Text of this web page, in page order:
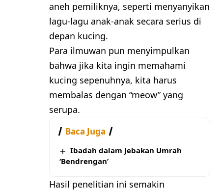
aneh pemiliknya, seperti menyanyikan
lagu-lagu anak-anak secara serius di
depan kucing.
Para ilmuwan pun menyimpulkan
bahwa jika kita ingin memahami
kucing sepenuhnya, kita harus
membalas dengan “meow” yang
serupa.
Baca Juga
Ibadah dalam Jebakan Umrah
‘Bendrengan’
Hasil penelitian ini semakin